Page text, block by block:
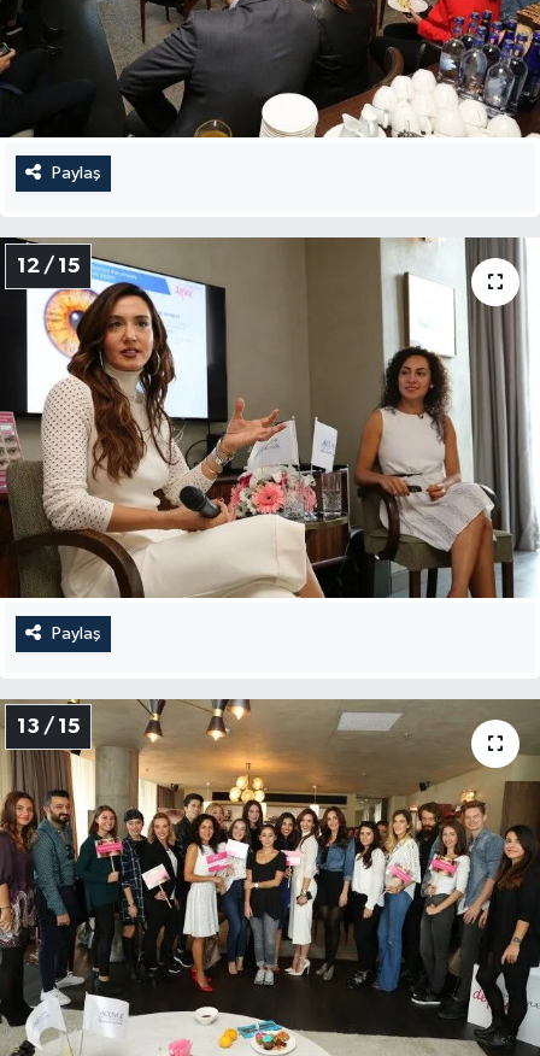
Paylaş
12 / 15
Paylaş
13 / 15